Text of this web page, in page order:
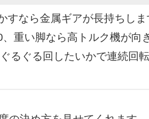
すなら金属ギアが長持ちしま
重い脚なら高トルク機が向
るぐる回したいかで連続回